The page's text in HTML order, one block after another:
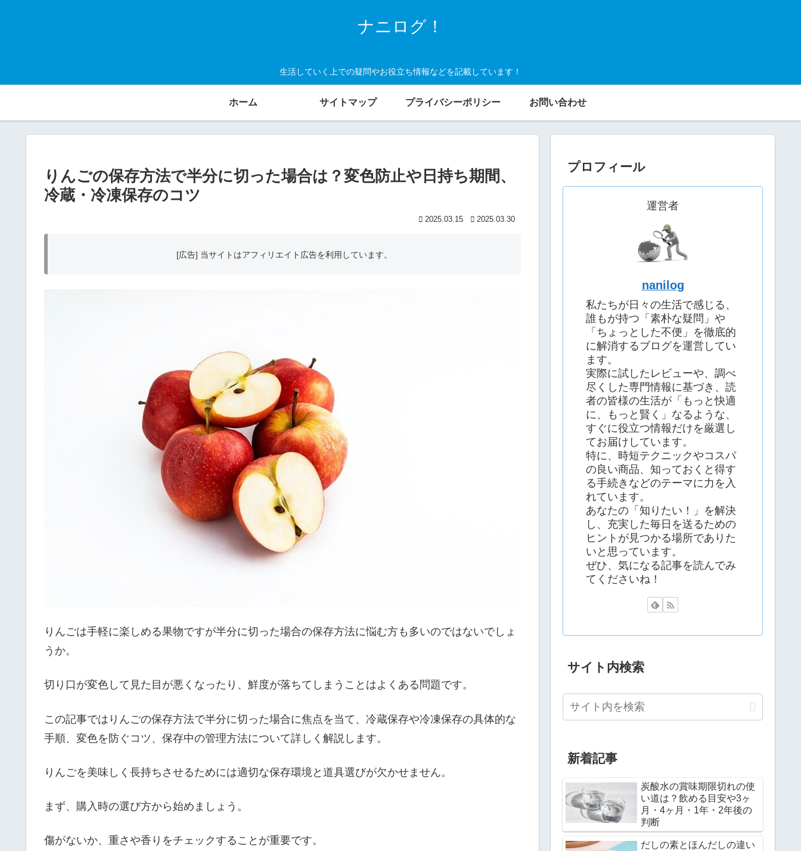
ナニログ！
生活していく上での疑問やお役立ち情報などを記載しています！
ホーム サイトマップ プライバシーポリシー お問い合わせ
りんごの保存方法で半分に切った場合は？変色防止や日持ち期間、
冷蔵・冷凍保存のコツ
2025.03.15 2025.03.30
[広告] 当サイトはアフィリエイト広告を利用しています。
りんごは手軽に楽しめる果物ですが半分に切った場合の保存方法に悩む方も多いのではないでしょ
うか。
切り口が変色して見た目が悪くなったり、鮮度が落ちてしまうことはよくある問題です。
この記事ではりんごの保存方法で半分に切った場合に焦点を当て、冷蔵保存や冷凍保存の具体的な
手順、変色を防ぐコツ、保存中の管理方法について詳しく解説します。
りんごを美味しく長持ちさせるためには適切な保存環境と道具選びが欠かせません。
まず、購入時の選び方から始めましょう。
傷がないか、重さや香りをチェックすることが重要です。
プロフィール
運営者
nanilog
私たちが日々の生活で感じる、
誰もが持つ「素朴な疑問」や
「ちょっとした不便」を徹底的
に解消するブログを運営してい
ます。
実際に試したレビューや、調べ
尽くした専門情報に基づき、読
者の皆様の生活が「もっと快適
に、もっと賢く」なるような、
すぐに役立つ情報だけを厳選し
てお届けしています。
特に、時短テクニックやコスパ
の良い商品、知っておくと得す
る手続きなどのテーマに力を入
れています。
あなたの「知りたい！」を解決
し、充実した毎日を送るための
ヒントが見つかる場所でありた
いと思っています。
ぜひ、気になる記事を読んでみ
てくださいね！
サイト内検索
新着記事
炭酸水の賞味期限切れの使
い道は？飲める目安や3ヶ
月・4ヶ月・1年・2年後の
判断
だしの素とほんだしの違い